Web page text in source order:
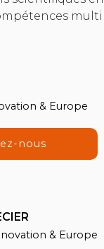
& Europe
nous
& Europe